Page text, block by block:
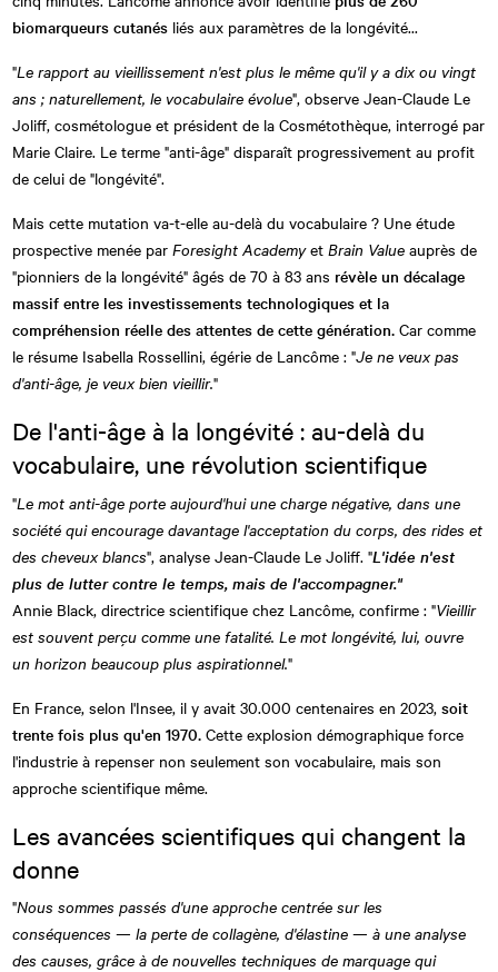
biomarqueurs cutanés liés aux paramètres de la longévité...
"Le rapport au vieillissement n'est plus le même qu'il y a dix ou vingt
ans ; naturellement, le vocabulaire évolue", observe Jean-Claude Le
Joliff, cosmétologue et président de la Cosmétothèque, interrogé par
Marie Claire. Le terme "anti-âge" disparaît progressivement au profit
de celui de "longévité".
Mais cette mutation va-t-elle au-delà du vocabulaire ? Une étude
prospective menée parForesight AcademyetBrain Value auprès de
"pionniers de la longévité" âgés de 70 à 83 ans révèle un décalage
massif entre les investissements technologiques et la
compréhension réelle des attentes de cette génération. Car comme
le résume Isabella Rossellini, égérie de Lancôme : "Je ne veux pas
d'anti-âge, je veux bien vieillir."
De l'anti-âge à la longévité : au-delà du
vocabulaire, une révolution scientifique
"Le mot anti-âge porte aujourd'hui une charge négative, dans une
société qui encourage davantage l'acceptation du corps, des rides et
des cheveux blancs", analyse Jean-Claude Le Joliff. "L'idée n'est
plus de lutter contre le temps, mais de l'accompagner."
Annie Black, directrice scientifique chez Lancôme, confirme : "Vieillir
est souvent perçu comme une fatalité. Le mot longévité, lui, ouvre
un horizon beaucoup plus aspirationnel."
En France, selon l'Insee, il y avait 30.000 centenaires en 2023, soit
trente fois plus qu'en 1970. Cette explosion démographique force
l'industrie à repenser non seulement son vocabulaire, mais son
approche scientifique même.
Les avancées scientifiques qui changent la
donne
"Nous sommes passés d'une approche centrée sur les
conséquences — la perte de collagène, d'élastine — à une analyse
des causes, grâce à de nouvelles techniques de marquage qui